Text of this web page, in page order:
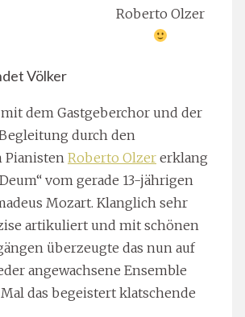
Roberto Olzer
Völker
dem Gastgeberchor und der
durch den
Pianisten Roberto Olzer erklang
vom gerade 13-jährigen
Mozart. Klanglich sehr
artikuliert und mit schönen
überzeugte das nun auf
angewachsene Ensemble
das begeistert klatschende